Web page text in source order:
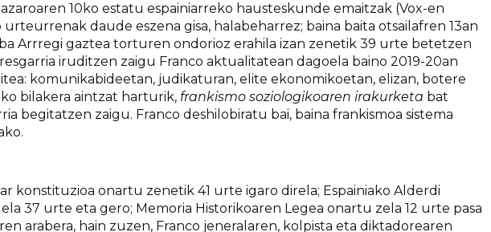
10ko estatu espainiarreko hausteskunde emaitzak (Vox-en
daude eszena gisa, halabeharrez; baina baita otsailafren 13an
Arrregi gaztea torturen ondorioz erahila izan zenetik 39 urte betetzen
iruditzen zaigu Franco aktualitatean dagoela baino 2019-20an
komunikabideetan, judikaturan, elite ekonomikoetan, elizan, botere
bilakera aintzat harturik, frankismo soziologikoaren irakurketa bat
begitatzen zaigu. Franco deshilobiratu bai, baina frankismoa sistema
konstituzioa onartu zenetik 41 urte igaro direla; Espainiako Alderdi
37 urte eta gero; Memoria Historikoaren Legea onartu zela 12 urte pasa
arabera, hain zuzen, Franco jeneralaren, kolpista eta diktadorearen